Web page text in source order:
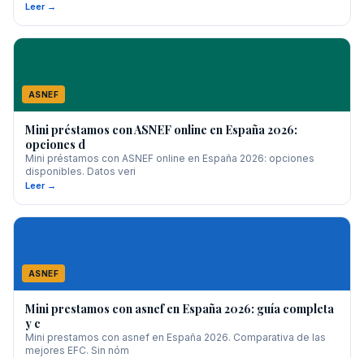
Leer →
ASNEF
Mini préstamos con ASNEF online en España 2026:
opciones d
Mini préstamos con ASNEF online en España 2026: opciones
disponibles. Datos veri
Leer →
ASNEF
Mini prestamos con asnef en España 2026: guía completa
y c
Mini prestamos con asnef en España 2026. Comparativa de las
mejores EFC. Sin nóm